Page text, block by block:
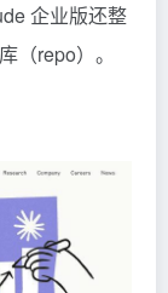
企业版还整
（repo）。